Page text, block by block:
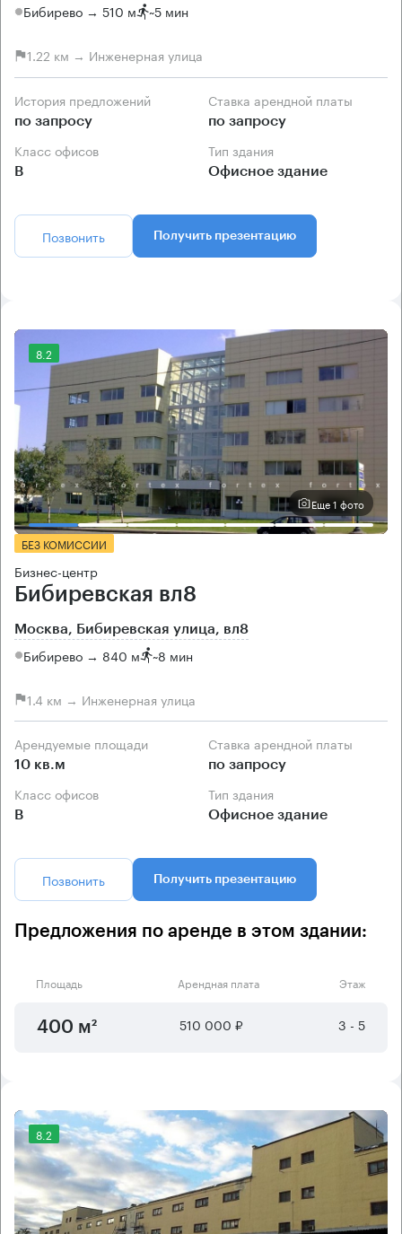
Бибирево → 510 м ~5 мин
1.22 км → Инженерная улица
История предложений
по запросу
Ставка арендной платы
по запросу
Класс офисов
B
Тип здания
Офисное здание
Позвонить Получить презентацию
8.2
Еще 1 фото
БЕЗ КОМИССИИ
Бизнес-центр
Бибиревская вл8
Москва, Бибиревская улица, вл8
Бибирево → 840 м ~8 мин
1.4 км → Инженерная улица
Арендуемые площади
10 кв.м
Ставка арендной платы
по запросу
Класс офисов
B
Тип здания
Офисное здание
Позвонить Получить презентацию
Предложения по аренде в этом здании:
Площадь Арендная плата Этаж
400 м² 510 000 ₽ 3 - 5
8.2